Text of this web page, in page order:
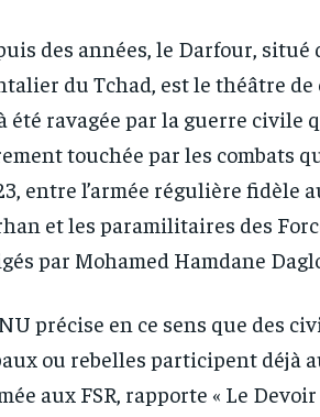
and you
1-YEAR
/ year
Pay now and you get access to
news and articles for a whole
and you
1-YEAR
/ year
Pay now and you get access to
news and articles for a whole
des années, le Darfour, situé
du Tchad, est le théâtre
été ravagée par la guerre civile
touchée par les combats
entre l’armée régulière fidèle
et les paramilitaires des
par Mohamed Hamdane
précise en ce sens que des
ou rebelles participent déjà
aux FSR, rapporte « Le Devoir